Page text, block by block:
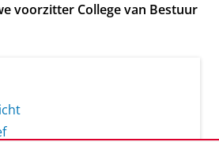
voorzitter College van Bestuur